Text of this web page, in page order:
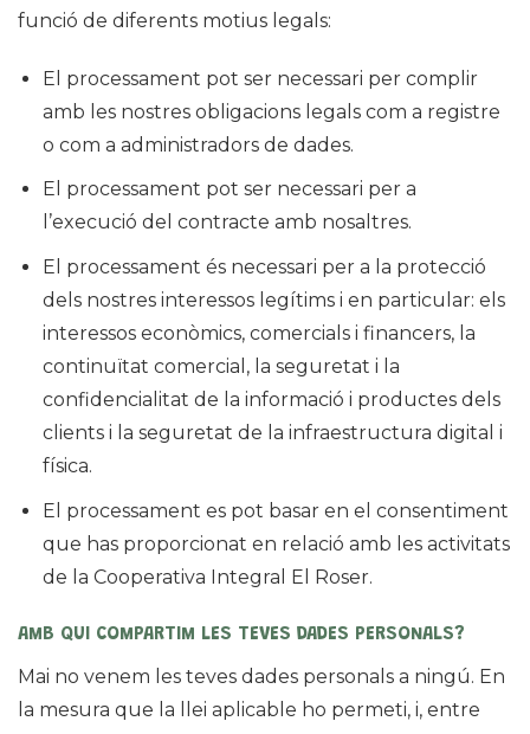
funció de diferents motius legals:
El processament pot ser necessari per complir
amb les nostres obligacions legals com a registre
o com a administradors de dades.
El processament pot ser necessari per a
l’execució del contracte amb nosaltres.
El processament és necessari per a la protecció
dels nostres interessos legítims i en particular: els
interessos econòmics, comercials i financers, la
continuïtat comercial, la seguretat i la
confidencialitat de la informació i productes dels
clients i la seguretat de la infraestructura digital i
física.
El processament es pot basar en el consentiment
que has proporcionat en relació amb les activitats
de la Cooperativa Integral El Roser.
AMB QUI COMPARTIM LES TEVES DADES PERSONALS?
Mai no venem les teves dades personals a ningú. En
la mesura que la llei aplicable ho permeti, i, entre